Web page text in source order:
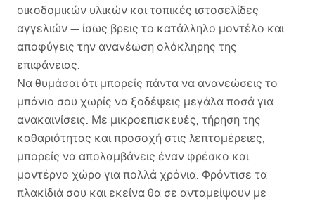
οικοδομικών υλικών και τοπικές ιστοσελίδες
αγγελιών — ίσως βρεις το κατάλληλο μοντέλο και
αποφύγεις την ανανέωση ολόκληρης της
επιφάνειας.
Να θυμάσαι ότι μπορείς πάντα να ανανεώσεις το
μπάνιο σου χωρίς να ξοδέψεις μεγάλα ποσά για
ανακαινίσεις. Με μικροεπισκευές, τήρηση της
καθαριότητας και προσοχή στις λεπτομέρειες,
μπορείς να απολαμβάνεις έναν φρέσκο και
μοντέρνο χώρο για πολλά χρόνια. Φρόντισε τα
πλακίδιά σου και εκείνα θα σε ανταμείψουν με